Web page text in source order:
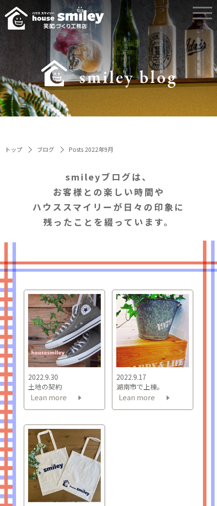
トップ ブログ Posts 2022年9月
smileyブログは、
お客様との楽しい時間や
ハウススマイリーが日々の印象に
残ったことを綴っています。
2022.9.30
土地の契約
Lean more
2022.9.17
湖南市で上棟。
Lean more